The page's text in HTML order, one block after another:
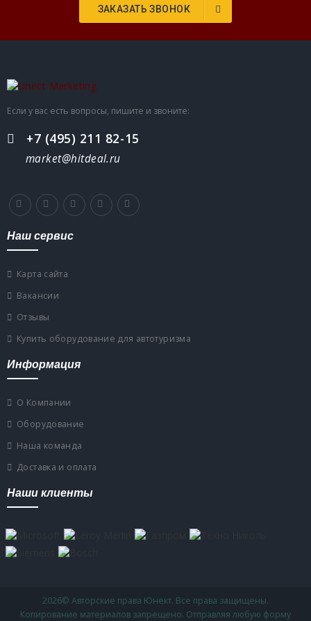
ЗАКАЗАТЬ ЗВОНОК
Если у вас есть вопросы, пишите и звоните:
+7 (495) 211 82-15
market@hitdeal.ru
Наш сервис
Карта сайта
Вакансии
Отзывы
Купить оборудование для автотуризма
Информация
О Компании
Оборудование
Наша команда
Доставка и оплата
Наши клиенты
2026© Авторские права Юнект. Все права защищены.
Копирование материалов запрещено. Отправляя любую форму